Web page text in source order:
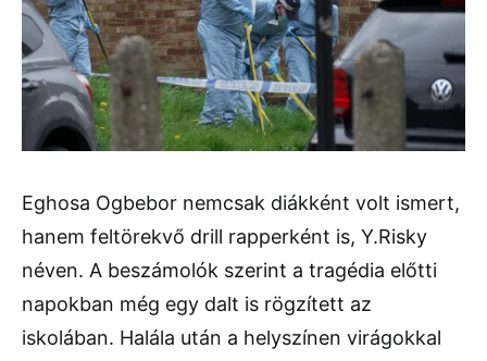
Eghosa Ogbebor nemcsak diákként volt ismert,
hanem feltörekvő drill rapperként is, Y.Risky
néven. A beszámolók szerint a tragédia előtti
napokban még egy dalt is rögzített az
iskolában. Halála után a helyszínen virágokkal